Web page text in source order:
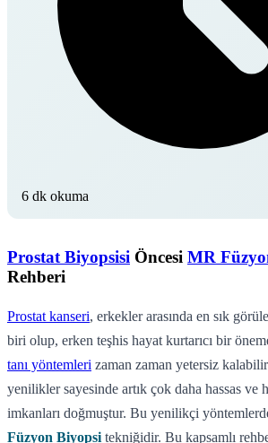
6 dk okuma
Prostat Biyopsisi Öncesi MR
Rehberi
Prostat kanseri, erkekler arasında en sık
biri olup, erken teşhis hayat kurtarıcı bir
tanı yöntemleri zaman zaman yetersiz
yenilikler sayesinde artık çok daha hassas ve
imkanları doğmuştur. Bu yenilikçi
Füzyon Biyopsi tekniğidir. Bu kapsamlı